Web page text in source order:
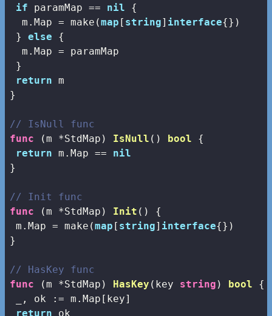
if paramMap == nil {
  m.Map =
make (map [ string] interface{})
} else {
  m.Map = paramMap
}
return m
}
// IsNull func
func
(m *StdMap) IsNull () bool {
return m.Map == nil
}
// Init func
func
(m *StdMap) Init ()
{
m.Map = make (map [ string] interface{})
}
// HasKey func
func
(m *StdMap) HasKey (key string ) bool {
_, ok := m.Map[key]
return ok